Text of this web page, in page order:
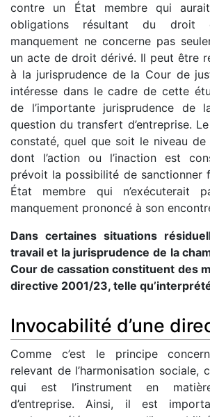
contre un État membre qui
obligations résultant du droit
manquement ne concerne pas
un acte de droit dérivé. Il peut être
à la jurisprudence de la Cour de
intéresse dans le cadre de cette
de l’importante jurisprudence de
question du transfert d’entreprise.
constaté, quel que soit le niveau de
dont l’action ou l’inaction est
prévoit la possibilité de sanctionner
État membre qui n’exécuterait
manquement prononcé à son
Dans certaines situations
travail et la jurisprudence de la
Cour de cassation constituent des
directive 2001/23, telle
Invocabilité d’une
Comme c’est le principe
relevant de l’harmonisation sociale,
qui est l’instrument en
d’entreprise. Ainsi, il est